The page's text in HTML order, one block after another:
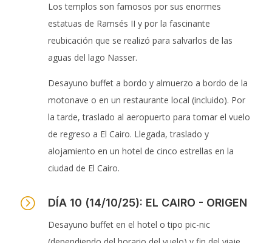
Los templos son famosos por sus enormes
estatuas de Ramsés II y por la fascinante
reubicación que se realizó para salvarlos de las
aguas del lago Nasser.
Desayuno buffet a bordo y almuerzo a bordo de la
motonave o en un restaurante local (incluido). Por
la tarde, traslado al aeropuerto para tomar el vuelo
de regreso a El Cairo. Llegada, traslado y
alojamiento en un hotel de cinco estrellas en la
ciudad de El Cairo.
= DÍA 10 (14/10/25): EL CAIRO - ORIGEN
Desayuno buffet en el hotel o tipo pic-nic